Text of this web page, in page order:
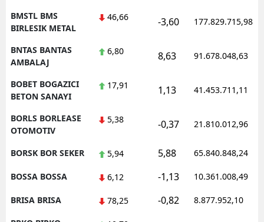
BMSTL BMS
BIRLESIK METAL
46,66 -3,60 177.829.715,98
BNTAS BANTAS
AMBALAJ
6,80 8,63 91.678.048,63
BOBET BOGAZICI
BETON SANAYI
17,91 1,13 41.453.711,11
BORLS BORLEASE
OTOMOTIV
5,38 -0,37 21.810.012,96
BORSK BOR SEKER 5,94 5,88 65.840.848,24
BOSSA BOSSA 6,12 -1,13 10.361.008,49
BRISA BRISA 78,25 -0,82 8.877.952,10